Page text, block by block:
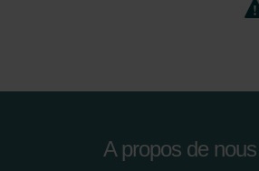
A propos de nous